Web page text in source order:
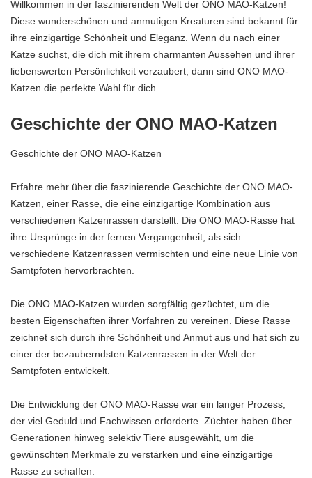
Willkommen in der faszinierenden Welt der ONO MAO-Katzen!
Diese wunderschönen und anmutigen Kreaturen sind bekannt für
ihre einzigartige Schönheit und Eleganz. Wenn du nach einer
Katze suchst, die dich mit ihrem charmanten Aussehen und ihrer
liebenswerten Persönlichkeit verzaubert, dann sind ONO MAO-
Katzen die perfekte Wahl für dich.
Geschichte der ONO MAO-Katzen
Geschichte der ONO MAO-Katzen
Erfahre mehr über die faszinierende Geschichte der ONO MAO-
Katzen, einer Rasse, die eine einzigartige Kombination aus
verschiedenen Katzenrassen darstellt. Die ONO MAO-Rasse hat
ihre Ursprünge in der fernen Vergangenheit, als sich
verschiedene Katzenrassen vermischten und eine neue Linie von
Samtpfoten hervorbrachten.
Die ONO MAO-Katzen wurden sorgfältig gezüchtet, um die
besten Eigenschaften ihrer Vorfahren zu vereinen. Diese Rasse
zeichnet sich durch ihre Schönheit und Anmut aus und hat sich zu
einer der bezauberndsten Katzenrassen in der Welt der
Samtpfoten entwickelt.
Die Entwicklung der ONO MAO-Rasse war ein langer Prozess,
der viel Geduld und Fachwissen erforderte. Züchter haben über
Generationen hinweg selektiv Tiere ausgewählt, um die
gewünschten Merkmale zu verstärken und eine einzigartige
Rasse zu schaffen.